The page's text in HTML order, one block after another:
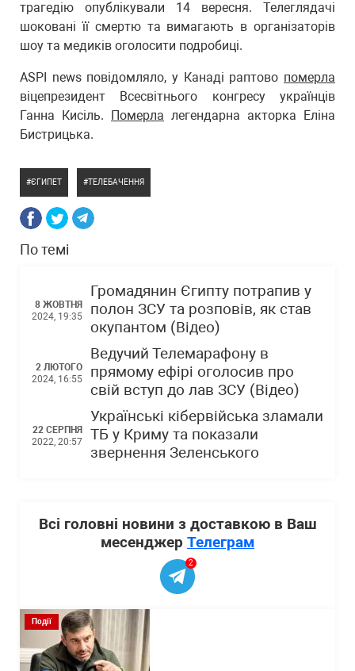
трагедію опублікували 14 вересня. Телеглядачі
шоковані її смертю та вимагають в організаторів
шоу та медиків оголосити подробиці.
ASPI news повідомляло, у Канаді раптово померла
віцепрезидент Всесвітнього конгресу українців
Ганна Кисіль. Померла легендарна акторка Еліна
Бистрицька.
ЄГИПЕТ ТЕЛЕБАЧЕННЯ
По темі
8 ЖОВТНЯ
2024, 19:35
Громадянин Єгипту потрапив у
полон ЗСУ та розповів, як став
окупантом (Відео)
2 ЛЮТОГО
2024, 16:55
Ведучий Телемарафону в
прямому ефірі оголосив про
свій вступ до лав ЗСУ (Відео)
22 СЕРПНЯ
2022, 20:57
Українські кібервійська зламали
ТБ у Криму та показали
звернення Зеленського
Всі головні новини з доставкою в Ваш
месенджер Телеграм
2
Події